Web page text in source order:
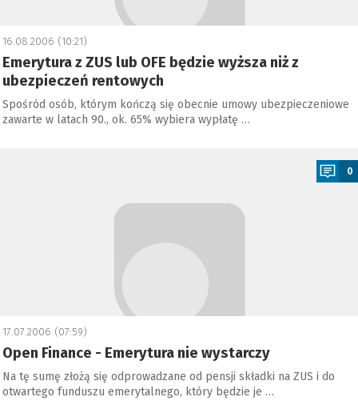
16.08.2006 (10:21)
Emerytura z ZUS lub OFE będzie wyższa niż z
ubezpieczeń rentowych
Spośród osób, którym kończą się obecnie umowy ubezpieczeniowe
zawarte w latach 90., ok. 65% wybiera wypłatę …
0
17.07.2006 (07:59)
Open Finance - Emerytura nie wystarczy
Na tę sumę złożą się odprowadzane od pensji składki na ZUS i do
otwartego funduszu emerytalnego, który będzie je …